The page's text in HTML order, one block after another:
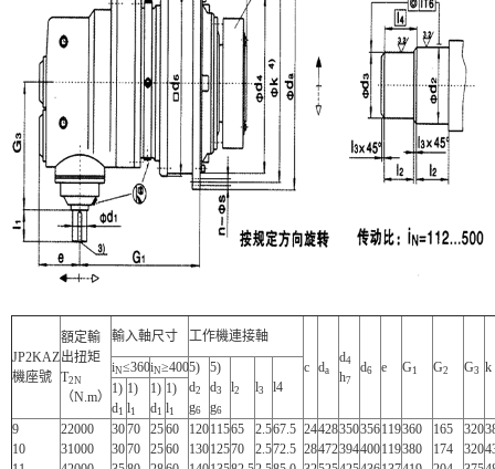
JP2KAZ
機座號
額定輸
出扭矩
T2N
（N.m）
輸入軸尺寸
工作機連接軸
c da
d4
h7
d6 e G 1 G2 G3 k
iN≤360iN≥4005)
d2
g6
5)
d3
g6
l2 l3 l4
1)
d1
1)
l1
1)
d1
1)
l1
9
10
22000
31000
30
30
70
70
25
25
60
60
120
130
115
125
65
70
2.5
2.5
67.5
72.5
24
28
428
472
350
394
356
400
119
119
360
380
165
174
320
320